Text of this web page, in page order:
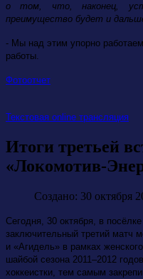
о том, что, наконец,
преимущество будет и
- Мы над этим упорно
работы.
Фотоотчет
Текстовая online трансляция
Итоги третьей
«Локомотив-
Создано: 30 октября
Сегодня, 30 октября, в
заключительный третий матч
и «Агидель» в рамках
шайбой сезона 2011–2012
хоккеистки, тем самым